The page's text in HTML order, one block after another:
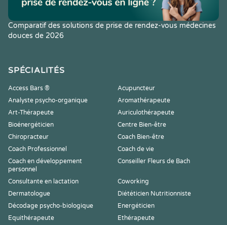
Comparatif des solutions de prise de rendez-vous médecines
douces de 2026
SPÉCIALITÉS
Access Bars ®
Acupuncteur
Analyste psycho-organique
Aromathérapeute
Art-Thérapeute
Auriculothérapeute
Bioénergéticien
Centre Bien-être
Chiropracteur
Coach Bien-être
Coach Professionnel
Coach de vie
Coach en développement
personnel
Conseiller Fleurs de Bach
Consultante en lactation
Coworking
Dermatologue
Diététicien Nutritionniste
Décodage psycho-biologique
Energéticien
Equithérapeute
Ethérapeute